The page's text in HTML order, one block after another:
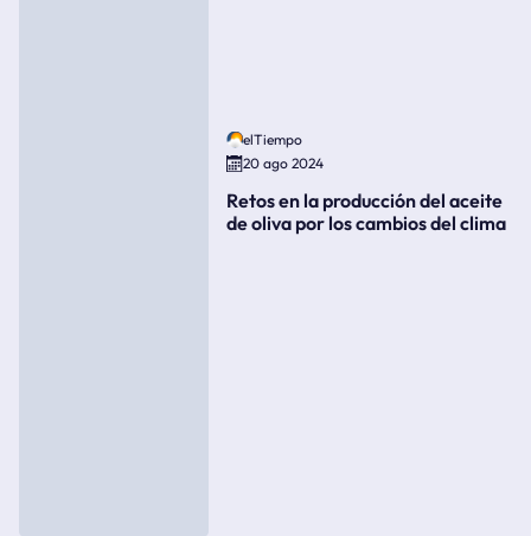
elTiempo
20 ago 2024
Retos en la producción del aceite
de oliva por los cambios del clima